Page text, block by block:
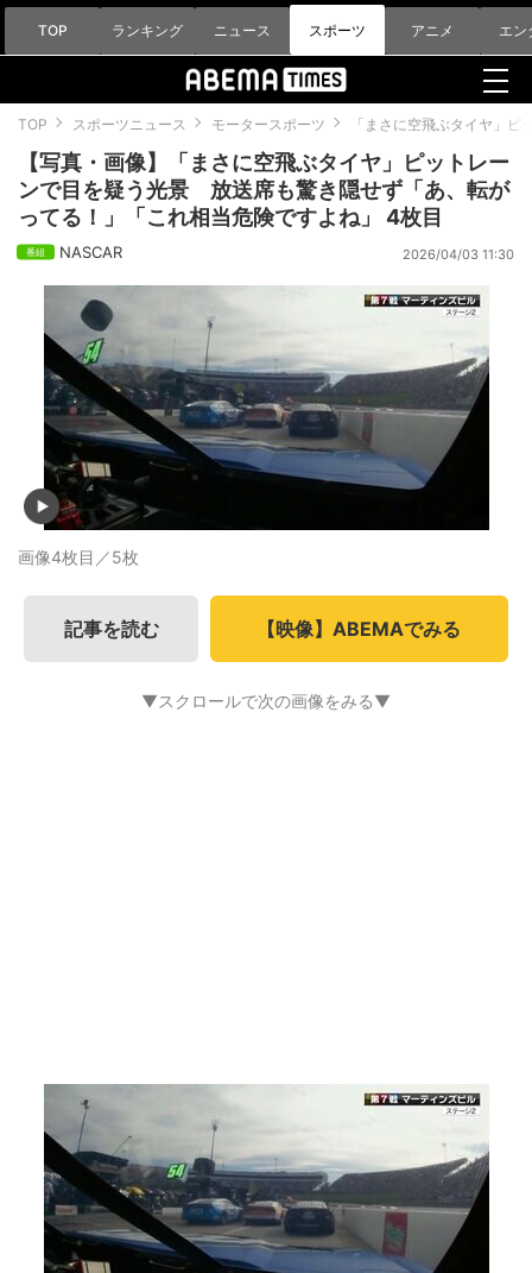
TOP ランキング ニュース スポーツ アニメ エン
TOP スポーツニュース モータースポーツ 「まさに空飛ぶタイヤ」
【写真・画像】「まさに空飛ぶタイヤ」ピットレー
ンで目を疑う光景 放送席も驚き隠せず「あ、転が
ってる！」「これ相当危険ですよね」 4枚目
NASCAR 2026/04/03 11:30
画像4枚目／5枚
記事を読む 【映像】ABEMAでみる
▼スクロールで次の画像をみる▼